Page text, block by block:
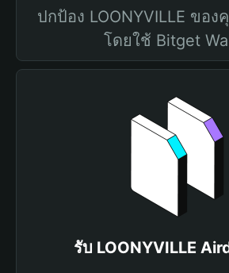
ปกป้อง LOONYVILLE ขอ
โดยใช้ Bitget
รับ LOONYVILLE